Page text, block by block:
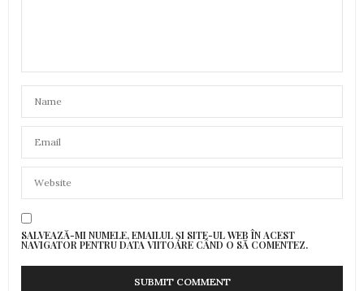
SALVEAZĂ-MI NUMELE, EMAILUL ȘI SITE-UL WEB ÎN ACEST
NAVIGATOR PENTRU DATA VIITOARE CÂND O SĂ COMENTEZ.